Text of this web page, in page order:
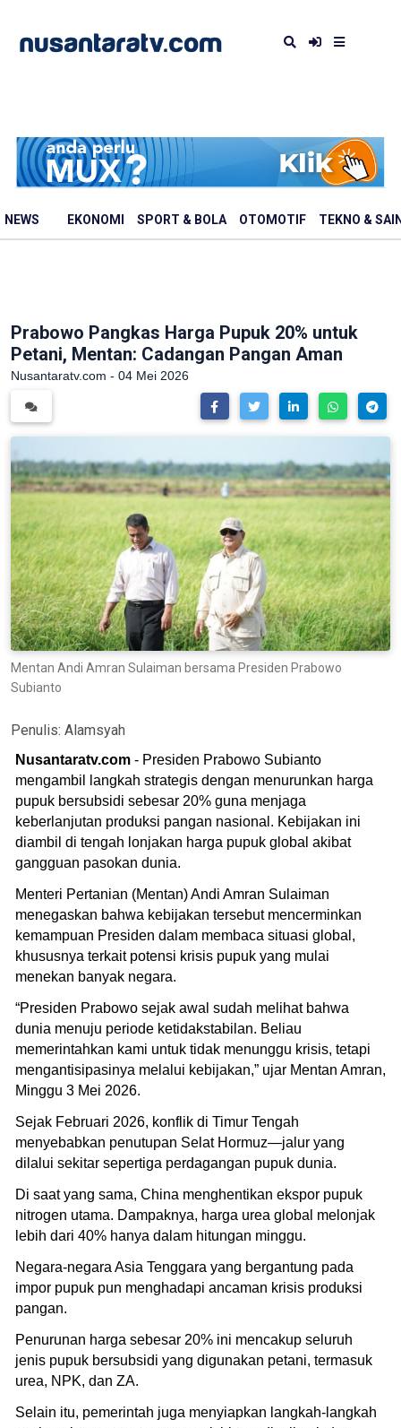
NEWS EKONOMI SPORT & BOLA OTOMOTIF TEKNO &
Prabowo Pangkas Harga Pupuk 20% untuk
Petani, Mentan: Cadangan Pangan Aman
Nusantaratv.com - 04 Mei 2026
Mentan Andi Amran Sulaiman bersama Presiden Prabowo
Subianto
Penulis: Alamsyah
Nusantaratv.com - Presiden Prabowo Subianto
mengambil langkah strategis dengan menurunkan harga
pupuk bersubsidi sebesar 20% guna menjaga
keberlanjutan produksi pangan nasional. Kebijakan ini
diambil di tengah lonjakan harga pupuk global akibat
gangguan pasokan dunia.
Menteri Pertanian (Mentan) Andi Amran Sulaiman
menegaskan bahwa kebijakan tersebut mencerminkan
kemampuan Presiden dalam membaca situasi global,
khususnya terkait potensi krisis pupuk yang mulai
menekan banyak negara.
“Presiden Prabowo sejak awal sudah melihat bahwa
dunia menuju periode ketidakstabilan. Beliau
memerintahkan kami untuk tidak menunggu krisis, tetapi
mengantisipasinya melalui kebijakan,” ujar Mentan Amran,
Minggu 3 Mei 2026.
Sejak Februari 2026, konflik di Timur Tengah
menyebabkan penutupan Selat Hormuz—jalur yang
dilalui sekitar sepertiga perdagangan pupuk dunia.
Di saat yang sama, China menghentikan ekspor pupuk
nitrogen utama. Dampaknya, harga urea global melonjak
lebih dari 40% hanya dalam hitungan minggu.
Negara-negara Asia Tenggara yang bergantung pada
impor pupuk pun menghadapi ancaman krisis produksi
pangan.
Penurunan harga sebesar 20% ini mencakup seluruh
jenis pupuk bersubsidi yang digunakan petani, termasuk
urea, NPK, dan ZA.
Selain itu, pemerintah juga menyiapkan langkah-langkah